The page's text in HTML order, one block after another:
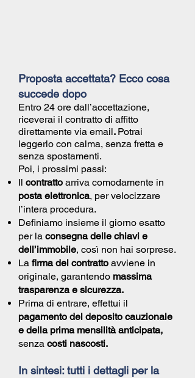
Proposta accettata? Ecco cosa
succede dopo
Entro 24 ore dall’accettazione,
riceverai il contratto di affitto
direttamente via email. Potrai
leggerlo con calma, senza fretta e
senza spostamenti.
Poi, i prossimi passi:
Il contratto arriva comodamente in
posta elettronica, per velocizzare
l’intera procedura.
Definiamo insieme il giorno esatto
per la consegna delle chiavi e
dell’immobile, così non hai sorprese.
La firma del contratto avviene in
originale, garantendo massima
trasparenza e sicurezza.
Prima di entrare, effettui il
pagamento del deposito cauzionale
e della prima mensilità anticipata,
senza costi nascosti.
In sintesi: tutti i dettagli per la